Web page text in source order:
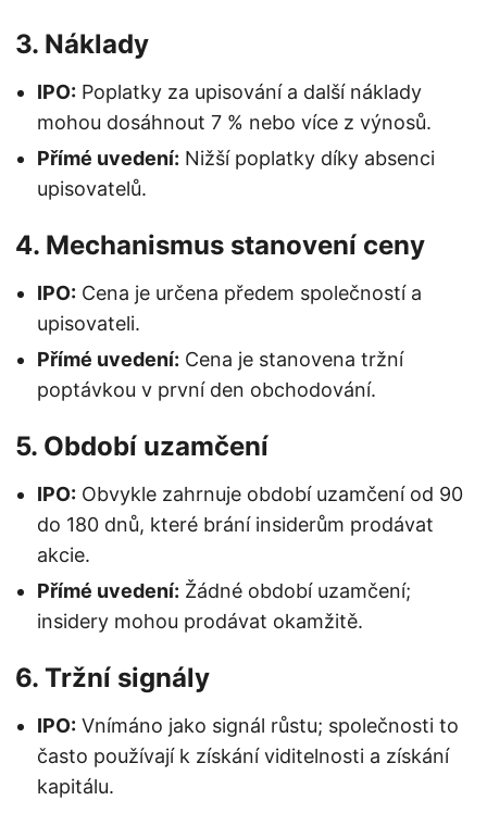
3. Náklady
IPO: Poplatky za upisování a další náklady
mohou dosáhnout 7 % nebo více z výnosů.
Přímé uvedení: Nižší poplatky díky absenci
upisovatelů.
4. Mechanismus stanovení ceny
IPO: Cena je určena předem společností a
upisovateli.
Přímé uvedení: Cena je stanovena tržní
poptávkou v první den obchodování.
5. Období uzamčení
IPO: Obvykle zahrnuje období uzamčení od 90
do 180 dnů, které brání insiderům prodávat
akcie.
Přímé uvedení: Žádné období uzamčení;
insidery mohou prodávat okamžitě.
6. Tržní signály
IPO: Vnímáno jako signál růstu; společnosti to
často používají k získání viditelnosti a získání
kapitálu.